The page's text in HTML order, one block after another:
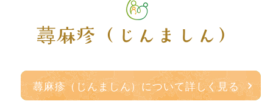
蕁麻疹（じんましん）
蕁麻疹（じんましん）について詳しく見る